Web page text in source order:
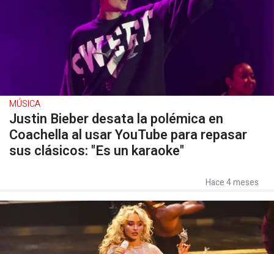
MÚSICA
Justin Bieber desata la polémica en
Coachella al usar YouTube para repasar
sus clásicos: "Es un karaoke"
Hace 4 meses